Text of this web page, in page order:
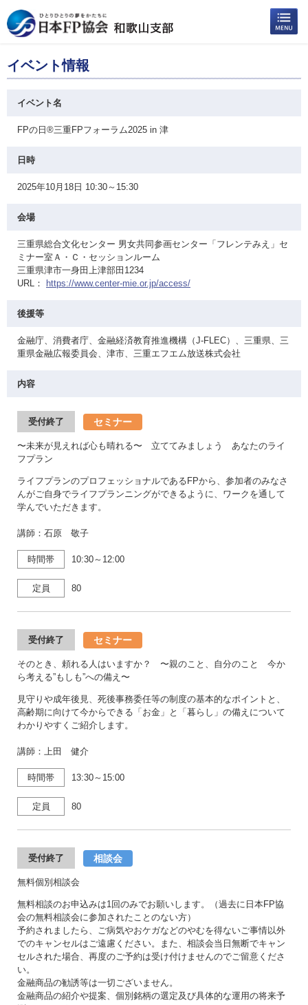
イベント情報
イベント名
FPの日®三重FPフォーラム2025 in 津
日時
2025年10月18日 10:30～15:30
会場
三重県総合文化センター 男女共同参画センター「フレンテみえ」セ
ミナー室Ａ・Ｃ・セッションルーム
三重県津市一身田上津部田1234
URL：
https://www.center-mie.or.jp/access/
後援等
金融庁、消費者庁、金融経済教育推進機構（J-FLEC）、三重県、三
重県金融広報委員会、津市、三重エフエム放送株式会社
内容
受付終了 セミナー
〜未来が見えれば心も晴れる〜 立ててみましょう あなたのライ
フプラン
ライフプランのプロフェッショナルであるFPから、参加者のみなさ
んがご自身でライフプランニングができるように、ワークを通して
学んでいただきます。
講師：石原 敬子
時間帯 10:30～12:00
定員 80
受付終了 セミナー
そのとき、頼れる人はいますか？ 〜親のこと、自分のこと 今か
ら考える”もしも”への備え〜
見守りや成年後見、死後事務委任等の制度の基本的なポイントと、
高齢期に向けて今からできる「お金」と「暮らし」の備えについて
わかりやすくご紹介します。
講師：上田 健介
時間帯 13:30～15:00
定員 80
受付終了 相談会
無料個別相談会
無料相談のお申込みは1回のみでお願いします。（過去に日本FP協
会の無料相談会に参加されたことのない方）
予約されましたら、ご病気やおケガなどのやむを得ないご事情以外
でのキャンセルはご遠慮ください。また、相談会当日無断でキャン
セルされた場合、再度のご予約は受け付けませんのでご留意くださ
い。
金融商品の勧誘等は一切ございません。
金融商品の紹介や提案、個別銘柄の選定及び具体的な運用の将来予